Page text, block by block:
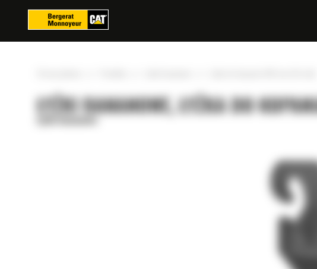
ŁYŻKI BANANOWE, ŁYŻKA DO
Łyżki bananowe
Panel zarządzania plikami cookies